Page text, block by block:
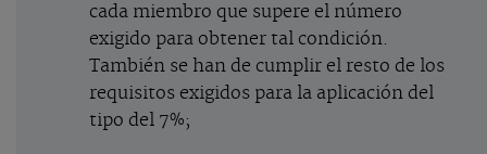
cada miembro que supere el número
exigido para obtener tal condición.
También se han de cumplir el resto de los
requisitos exigidos para la aplicación del
tipo del 7%;